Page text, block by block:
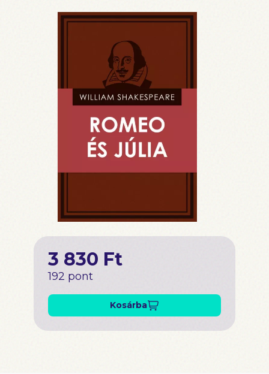
3 830 Ft
192 pont
Kosárba